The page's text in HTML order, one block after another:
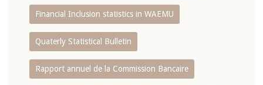
Financial Inclusion statistics in WAEMU
Quaterly Statistical Bulletin
Rapport annuel de la Commission Bancaire